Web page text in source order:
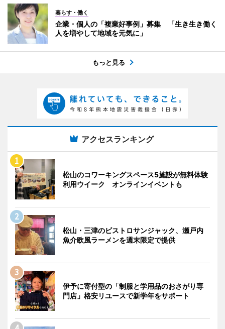
暮らす・働く
企業・個人の「複業好事例」募集 「生き生き働く
人を増やして地域を元気に」
もっと見る
アクセスランキング
松山のコワーキングスペース5施設が無料体験
利用ウイーク オンラインイベントも
松山・三津のビストロサンジャック、瀬戸内
魚介欧風ラーメンを週末限定で提供
伊予に寄付型の「制服と学用品のおさがり専
門店」格安リユースで新学年をサポート